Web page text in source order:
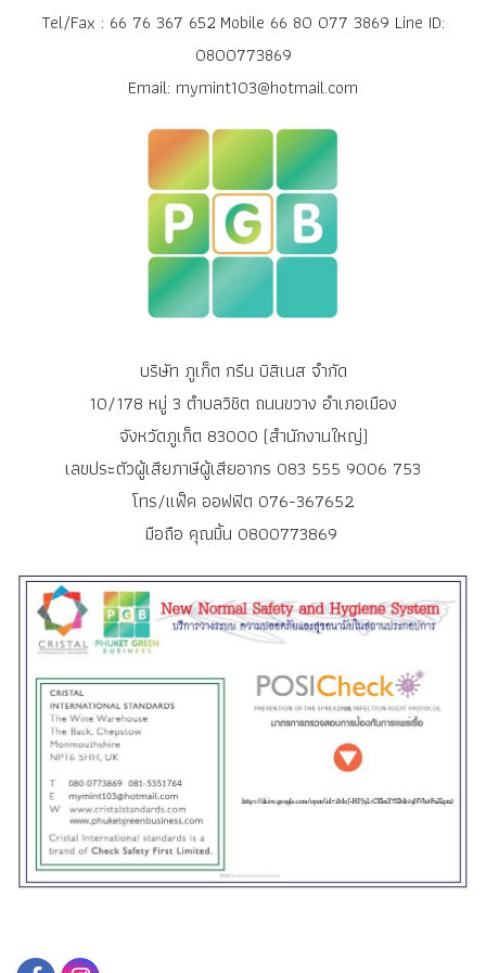
Tel/Fax : 66 76 367 652 Mobile 66 80 077 3869 Line ID:
0800773869
Email: mymint103@hotmail.com
บริษัท ภูเก็ต กรีน บิสิเนส จำกัด
10/178 หมู่ 3 ตำบลวิชิต ถนนขวาง อำเภอเมือง
จังหวัดภูเก็ต 83000 (สำนักงานใหญ่)
เลขประตัวผู้เสียภาษีผู้เสียอากร 083 555 9006 753
โทร/แฟ็ค ออฟฟิต 076-367652
มือถือ คุณมิ้น 0800773869